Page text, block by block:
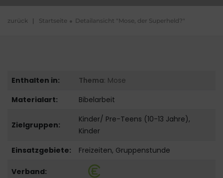
zurück | Startseite Detailansicht "Mose, der Superheld?"
Enthalten in: Thema: Mose
Materialart:
Bibelarbeit
Zielgruppen:
Kinder/ Pre-Teens (10-13 Jahre),
Kinder
Einsatzgebiete:
Freizeiten, Gruppenstunde
Verband: